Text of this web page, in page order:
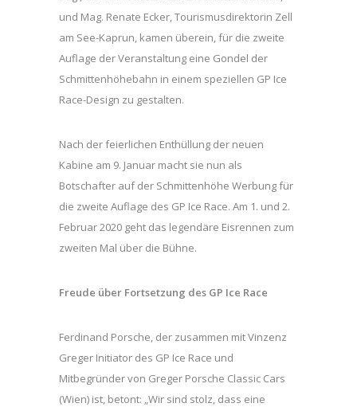
und Mag. Renate Ecker, Tourismusdirektorin Zell
am See-Kaprun, kamen überein, für die zweite
Auflage der Veranstaltung eine Gondel der
Schmittenhöhebahn in einem speziellen GP Ice
Race-Design zu gestalten.
Nach der feierlichen Enthüllung der neuen
Kabine am 9. Januar macht sie nun als
Botschafter auf der Schmittenhöhe Werbung für
die zweite Auflage des GP Ice Race. Am 1. und 2.
Februar 2020 geht das legendäre Eisrennen zum
zweiten Mal über die Bühne.
Freude über Fortsetzung des GP Ice Race
Ferdinand Porsche, der zusammen mit Vinzenz
Greger Initiator des GP Ice Race und
Mitbegründer von Greger Porsche Classic Cars
(Wien) ist, betont: „Wir sind stolz, dass eine